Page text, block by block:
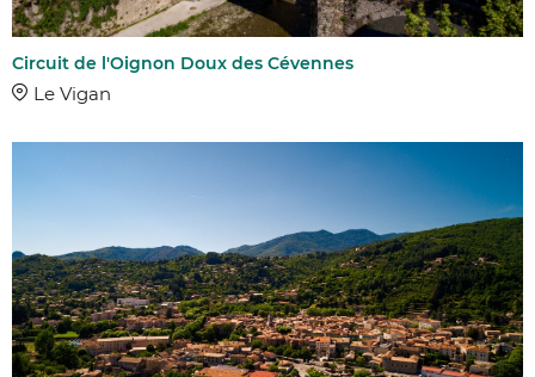
Circuit de l'Oignon Doux des Cévennes
Le Vigan